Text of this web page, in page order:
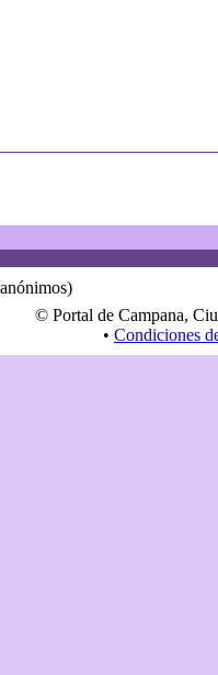
© Portal de Campana,
• Condiciones